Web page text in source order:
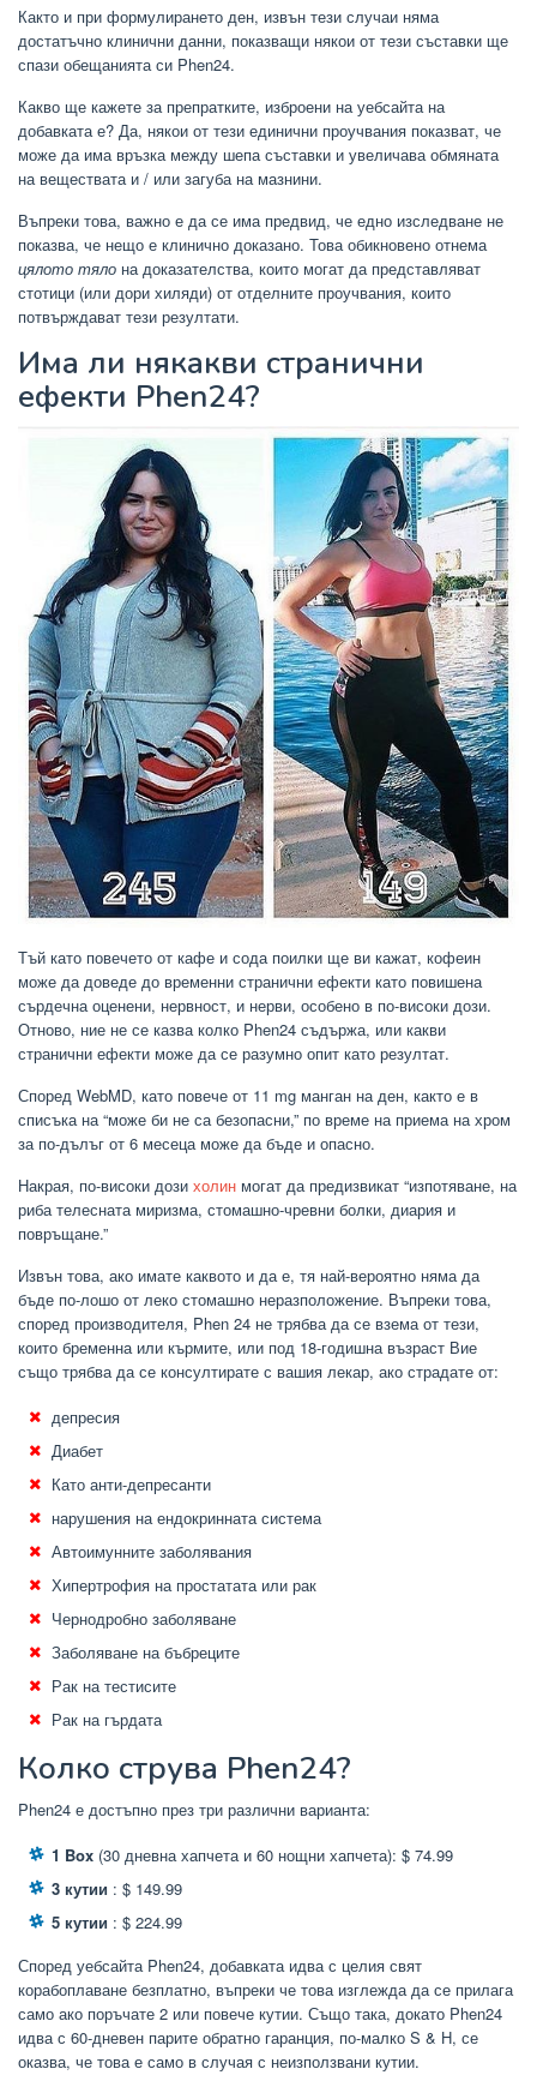
Както и при формулирането ден, извън тези случаи няма
достатъчно клинични данни, показващи някои от тези съставки ще
спази обещанията си Phen24.
Какво ще кажете за препратките, изброени на уебсайта на
добавката е? Да, някои от тези единични проучвания показват, че
може да има връзка между шепа съставки и увеличава обмяната
на веществата и / или загуба на мазнини.
Въпреки това, важно е да се има предвид, че едно изследване не
показва, че нещо е клинично доказано. Това обикновено отнема
цялото тяло на доказателства, които могат да представляват
стотици (или дори хиляди) от отделните проучвания, които
потвърждават тези резултати.
Има ли някакви странични
ефекти Phen24?
Тъй като повечето от кафе и сода поилки ще ви кажат, кофеин
може да доведе до временни странични ефекти като повишена
сърдечна оценени, нервност, и нерви, особено в по-високи дози.
Отново, ние не се казва колко Phen24 съдържа, или какви
странични ефекти може да се разумно опит като резултат.
Според WebMD, като повече от 11 mg манган на ден, както е в
списъка на “може би не са безопасни,” по време на приема на хром
за по-дълъг от 6 месеца може да бъде и опасно.
Накрая, по-високи дози холин могат да предизвикат “изпотяване, на
риба телесната миризма, стомашно-чревни болки, диария и
повръщане.”
Извън това, ако имате каквото и да е, тя най-вероятно няма да
бъде по-лошо от леко стомашно неразположение. Въпреки това,
според производителя, Phen 24 не трябва да се взема от тези,
които бременна или кърмите, или под 18-годишна възраст Вие
също трябва да се консултирате с вашия лекар, ако страдате от:
депресия
Диабет
Като анти-депресанти
нарушения на ендокринната система
Автоимунните заболявания
Хипертрофия на простатата или рак
Чернодробно заболяване
Заболяване на бъбреците
Рак на тестисите
Рак на гърдата
Колко струва Phen24?
Phen24 е достъпно през три различни варианта:
1 Box (30 дневна хапчета и 60 нощни хапчета): $ 74.99
3 кутии : $ 149.99
5 кутии : $ 224.99
Според уебсайта Phen24, добавката идва с целия свят
корабоплаване безплатно, въпреки че това изглежда да се прилага
само ако поръчате 2 или повече кутии. Също така, докато Phen24
идва с 60-дневен парите обратно гаранция, по-малко S & H, се
оказва, че това е само в случая с неизползвани кутии.